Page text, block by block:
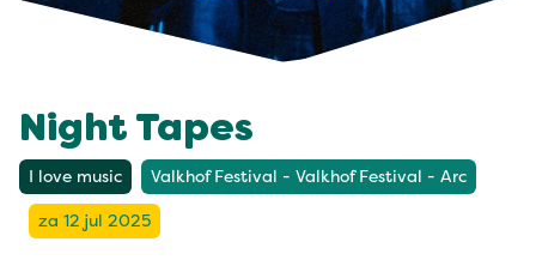
Night Tapes
I love music Valkhof Festival - Valkhof Festival - Arc
za 12 jul 2025